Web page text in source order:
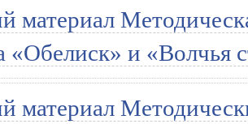
материал
и «Волчья
материал